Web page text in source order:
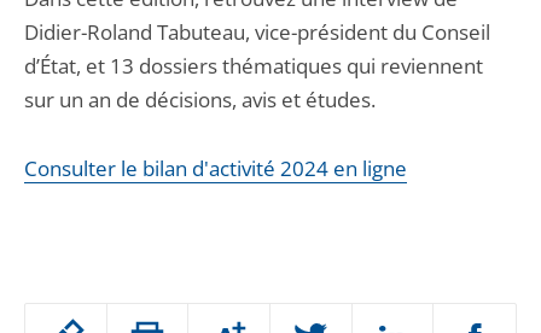
Passer
Didier-Roland Tabuteau, vice-président du Conseil
d’État, et 13 dossiers thématiques qui reviennent
sur un an de décisions, avis et études.
Consulter le bilan d'activité 2024 en ligne